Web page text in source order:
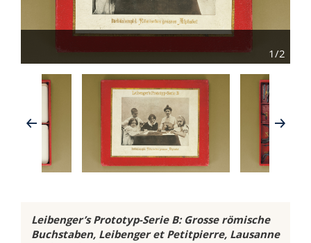
1/2
Leibenger’s Prototyp-Serie B: Grosse römische
Buchstaben, Leibenger et Petitpierre, Lausanne